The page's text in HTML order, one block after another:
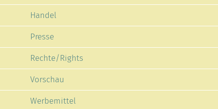
Handel
Presse
Rechte/Rights
Vorschau
Werbemittel